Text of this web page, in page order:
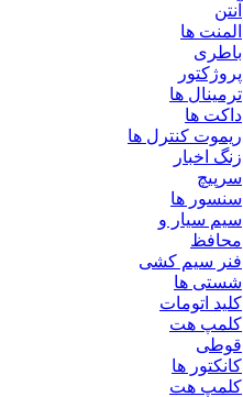
آنتن
المنت ها
باطری
پروژکتور
ترمینال ها
داکت ها
ریموت کنترل ها
زنگ اخبار
سرپیچ
سنسور ها
سیم سیار و
محافظ
فنر سیم کشی
شستی ها
کلید اتومات
کلمپ هت
قوطی
کانکتور ها
کلمپ هت